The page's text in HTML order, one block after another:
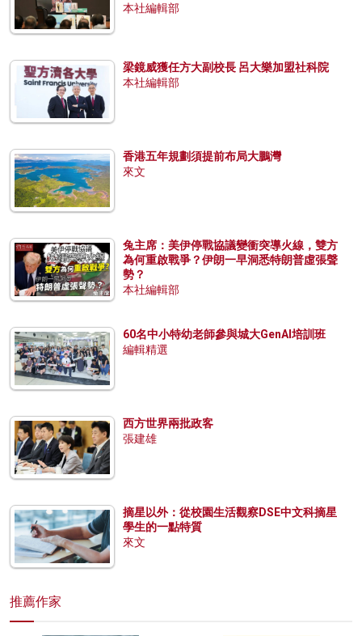
本社編輯部
梁鏡威獲任方大副校長 呂大樂加盟社科院
本社編輯部
香港五年規劃須提前布局大鵬灣
來文
兔主席：美伊停戰協議變衝突導火線，雙方
為何重啟戰爭？伊朗一早洞悉特朗普虛張聲
勢？
本社編輯部
60名中小特幼老師參與城大GenAI培訓班
編輯精選
西方世界兩批政客
張建雄
摘星以外：從校園生活觀察DSE中文科摘星
學生的一點特質
來文
推薦作家